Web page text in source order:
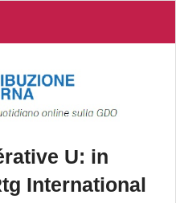
U: in
International